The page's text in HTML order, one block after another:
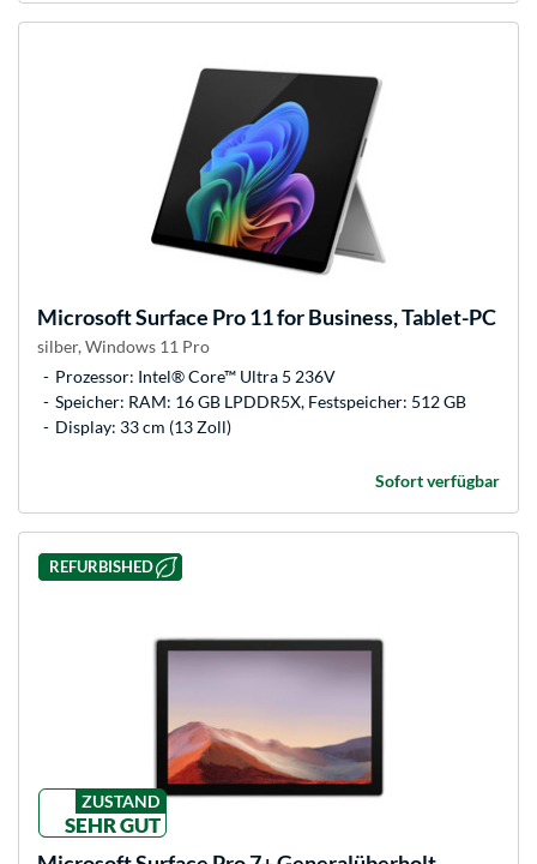
MicrosoftSurface Pro 11 for Business, Tablet-PC
silber, Windows 11 Pro
Prozessor: Intel® Core™ Ultra 5 236V
Speicher: RAM: 16 GB LPDDR5X, Festspeicher: 512 GB
Display: 33 cm (13 Zoll)
Sofort verfügbar
REFURBISHED
ZUSTAND
SEHR GUT